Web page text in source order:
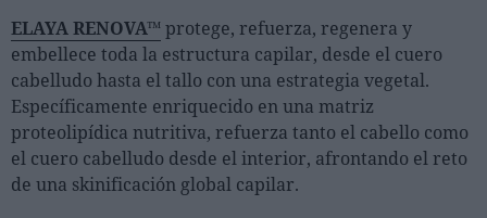
ELAYA RENOVA™ protege, refuerza, regenera y
embellece toda la estructura capilar, desde el cuero
cabelludo hasta el tallo con una estrategia vegetal.
Específicamente enriquecido en una matriz
proteolipídica nutritiva, refuerza tanto el cabello como
el cuero cabelludo desde el interior, afrontando el reto
de una skinificación global capilar.